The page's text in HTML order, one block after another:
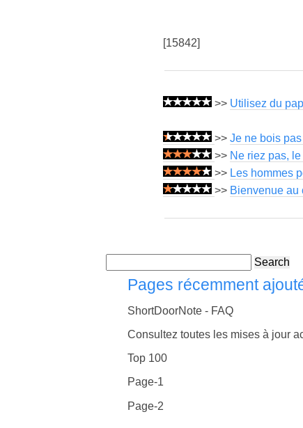
[15842]
>> Utilisez du
>> Je ne bois
>> Ne riez pas,
>> Les hommes
>> Bienvenue au
Search
Pages récemment
ShortDoorNote - FAQ
Consultez toutes les mises à jour
Top 100
Page-1
Page-2